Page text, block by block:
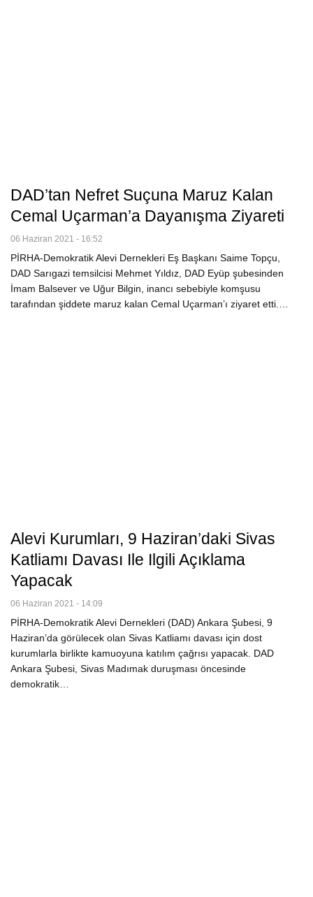
DAD’tan Nefret Suçuna Maruz Kalan
Cemal Uçarman’a Dayanışma Ziyareti
06 Haziran 2021 - 16:52
PİRHA-Demokratik Alevi Dernekleri Eş Başkanı Saime Topçu,
DAD Sarıgazi temsilcisi Mehmet Yıldız, DAD Eyüp şubesinden
İmam Balsever ve Uğur Bilgin, inancı sebebiyle komşusu
tarafından şiddete maruz kalan Cemal Uçarman’ı ziyaret etti.…
Alevi Kurumları, 9 Haziran’daki Sivas
Katliamı Davası Ile Ilgili Açıklama
Yapacak
06 Haziran 2021 - 14:09
PİRHA-Demokratik Alevi Dernekleri (DAD) Ankara Şubesi, 9
Haziran’da görülecek olan Sivas Katliamı davası için dost
kurumlarla birlikte kamuoyuna katılım çağrısı yapacak. DAD
Ankara Şubesi, Sivas Madımak duruşması öncesinde
demokratik…